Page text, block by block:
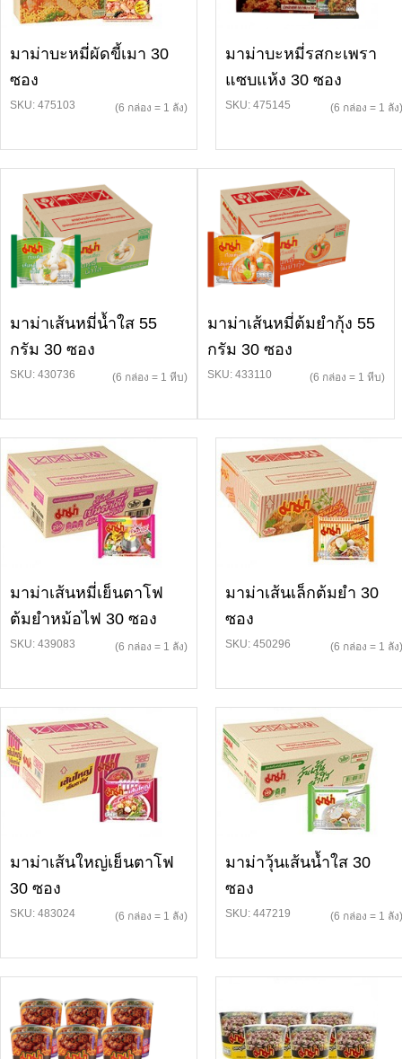
มาม่าบะหมี่ผัดขี้เมา 30
ซอง
SKU: 475103 (6 กล่อง = 1 ลัง)
มาม่าบะหมี่รสกะเพรา
แซบแห้ง 30 ซอง
SKU: 475145 (6 กล่อง = 1 ลัง)
มาม่าเส้นหมี่น้ำใส 55
กรัม 30 ซอง
SKU: 430736 (6 กล่อง = 1 หีบ)
มาม่าเส้นหมี่ต้มยำกุ้ง 55
กรัม 30 ซอง
SKU: 433110 (6 กล่อง = 1 หีบ)
มาม่าเส้นหมี่เย็นตาโฟ
ต้มยำหม้อไฟ 30 ซอง
SKU: 439083 (6 กล่อง = 1 ลัง)
มาม่าเส้นเล็กต้มยำ 30
ซอง
SKU: 450296 (6 กล่อง = 1 ลัง)
มาม่าเส้นใหญ่เย็นตาโฟ
30 ซอง
SKU: 483024 (6 กล่อง = 1 ลัง)
มาม่าวุ้นเส้นน้ำใส 30
ซอง
SKU: 447219 (6 กล่อง = 1 ลัง)